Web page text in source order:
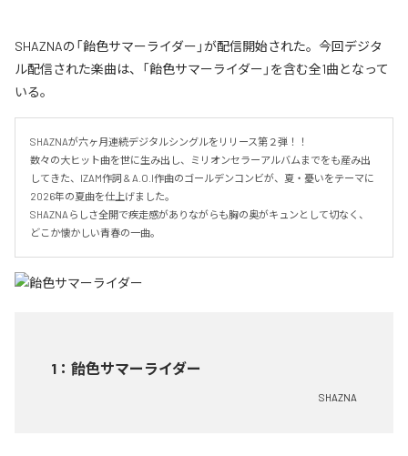
SHAZNAの「飴色サマーライダー」が配信開始された。今回デジタ
ル配信された楽曲は、「飴色サマーライダー」を含む全1曲となって
いる。
SHAZNAが六ヶ月連続デジタルシングルをリリース第２弾！！
数々の大ヒット曲を世に生み出し、ミリオンセラーアルバムまでをも産み出
してきた、IZAM作詞 & A.O.I作曲のゴールデンコンビが、夏・憂いをテーマに
2026年の夏曲を仕上げました。
SHAZNAらしさ全開で疾走感がありながらも胸の奥がキュンとして切なく、
どこか懐かしい青春の一曲。
1 ： 飴色サマーライダー
SHAZNA